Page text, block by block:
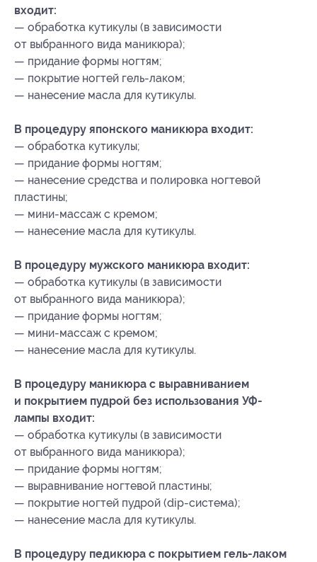
входит:
— обработка кутикулы (в зависимости
от выбранного вида маникюра);
— придание формы ногтям;
— покрытие ногтей гель-лаком;
— нанесение масла для кутикулы.
В процедуру японского маникюра входит:
— обработка кутикулы;
— придание формы ногтям;
— нанесение средства и полировка ногтевой
пластины;
— мини-массаж с кремом;
— нанесение масла для кутикулы.
В процедуру мужского маникюра входит:
— обработка кутикулы (в зависимости
от выбранного вида маникюра);
— придание формы ногтям;
— мини-массаж с кремом;
— нанесение масла для кутикулы.
В процедуру маникюра с выравниванием
и покрытием пудрой без использования УФ-
лампы входит:
— обработка кутикулы (в зависимости
от выбранного вида маникюра);
— придание формы ногтям;
— выравнивание ногтевой пластины;
— покрытие ногтей пудрой (dip-система);
— нанесение масла для кутикулы.
В процедуру педикюра с покрытием гель-лаком